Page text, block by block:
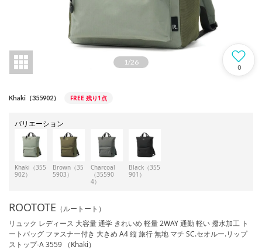
1 /26
0
Khaki（355902） FREE 残り1点
バリエーション
Khaki（355
902）
Brown（35
5903）
Charcoal
（35590
4）
Black（355
901）
ROOTOTE （ルートート）
リュック レディース 大容量 通学 きれいめ 軽量 2WAY 通勤 軽い 撥水加工 ト
ートバッグ ファスナー付き 大きめ A4 縦 旅行 無地 マチ SC.セオルー.リップ
ストップ-A 3559 （Khaki）